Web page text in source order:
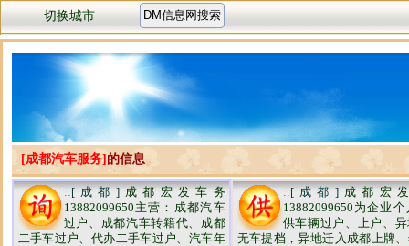
切换城市
[成都汽车服务] 的信息
..[成都]成都宏发车务
13882099650主营：成都汽车
过户、成都汽车转籍代、成都
二手车过户、代办二手车过户、汽车年
..[成都]成都宏
13882099650为企业
供车辆过户、上户、
无车提档，异地迁入成都上牌